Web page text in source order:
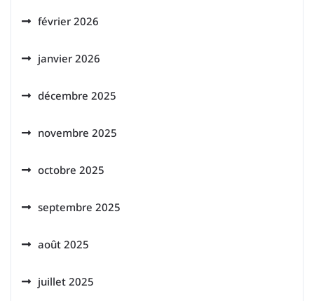
février 2026
janvier 2026
décembre 2025
novembre 2025
octobre 2025
septembre 2025
août 2025
juillet 2025